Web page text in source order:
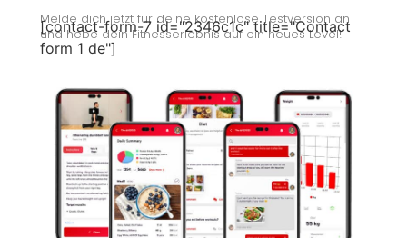
Melde dich jetzt für deine kostenlose Testversion an
und hebe dein Fitnesserlebnis auf ein neues Level!
[contact-form-7 id="2346c1c" title="Contact
form 1 de"]